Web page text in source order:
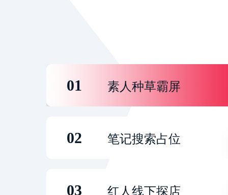
01 素人种草霸屏
02 笔记搜索占位
03 红人线下探店